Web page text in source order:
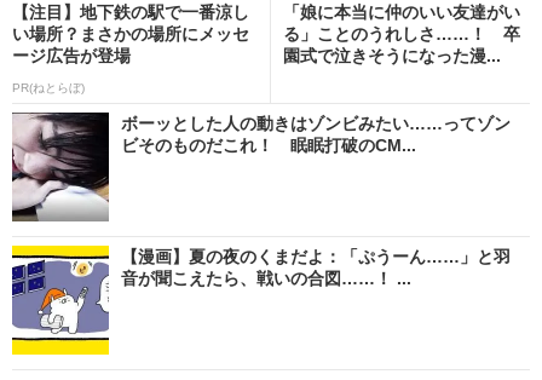
【注目】地下鉄の駅で一番涼し
い場所？まさかの場所にメッセ
ージ広告が登場
PR(ねとらぼ)
「娘に本当に仲のいい友達がい
る」ことのうれしさ……！ 卒
園式で泣きそうになった漫...
ボーッとした人の動きはゾンビみたい……ってゾン
ビそのものだこれ！ 眠眠打破のCM...
【漫画】夏の夜のくまだよ：「ぷうーん……」と羽
音が聞こえたら、戦いの合図……！ ...